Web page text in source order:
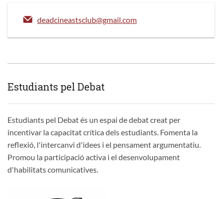
deadcineastsclub@gmail.com
Estudiants pel Debat
Estudiants pel Debat és un espai de debat creat per
incentivar la capacitat crítica dels estudiants. Fomenta la
reflexió, l'intercanvi d'idees i el pensament argumentatiu.
Promou la participació activa i el desenvolupament
d'habilitats comunicatives.